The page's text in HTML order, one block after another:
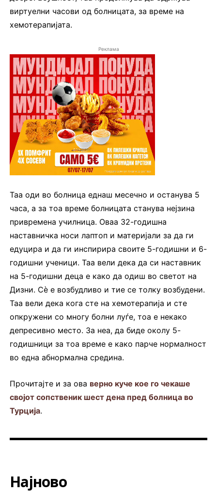
виртуелни часови од болницата, за време на
хемотерапијата.
Реклама
Таа оди во болница еднаш месечно и останува 5
часа, а за тоа време болницата станува нејзина
привремена училница. Оваа 32-годишна
наставничка носи лаптоп и материјали за да ги
едуцира и да ги инспирира своите 5-годишни и 6-
годишни ученици. Таа вели дека да си наставник
на 5-годишни деца е како да одиш во светот на
Дизни. Сè е возбудливо и тие се толку возбудени.
Таа вели дека кога сте на хемотерапија и сте
опкружени со многу болни луѓе, тоа е некако
депресивно место. За неа, да биде околу 5-
годишници за тоа време е како парче нормалност
во една абнормална средина.
Прочитајте и за ова верно куче кое го чекаше
својот сопственик шест дена пред болница во
Турција.
Најново